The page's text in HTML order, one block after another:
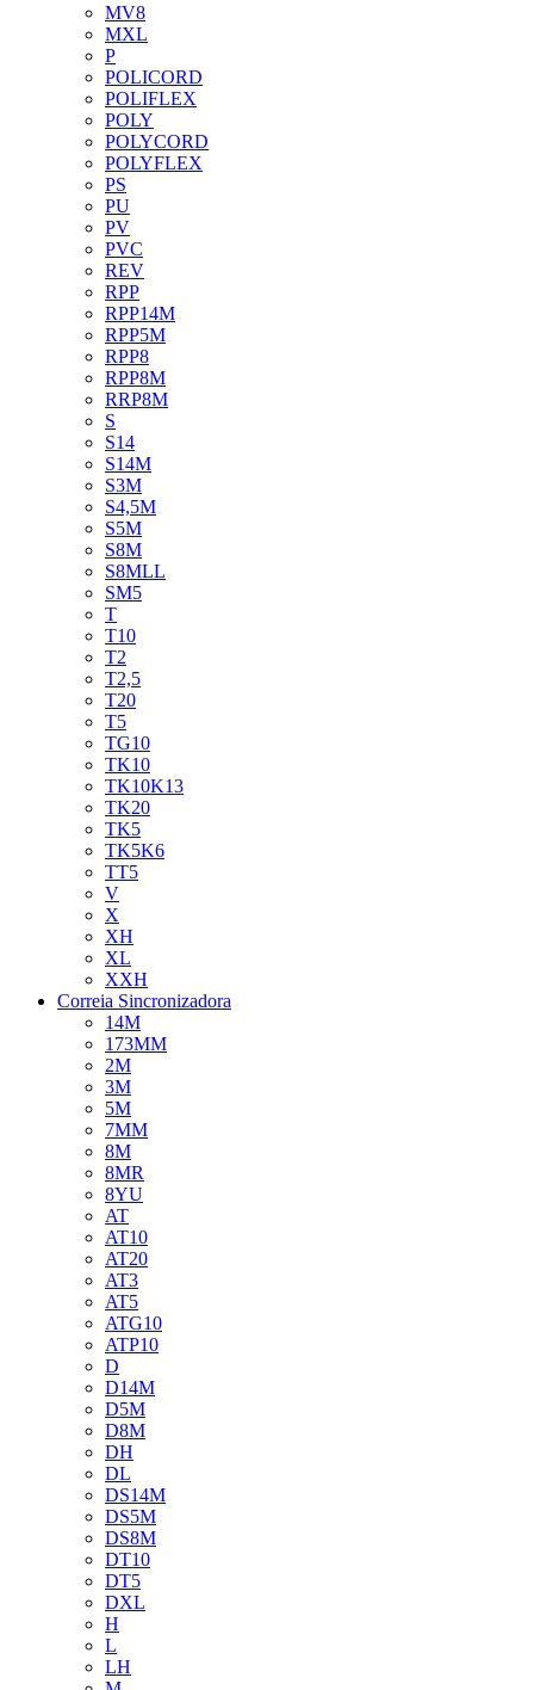
MV8
MXL
P
POLICORD
POLIFLEX
POLY
POLYCORD
POLYFLEX
PS
PU
PV
PVC
REV
RPP
RPP14M
RPP5M
RPP8
RPP8M
RRP8M
S
S14
S14M
S3M
S4,5M
S5M
S8M
S8MLL
SM5
T
T10
T2
T2,5
T20
T5
TG10
TK10
TK10K13
TK20
TK5
TK5K6
TT5
V
X
XH
XL
XXH
Correia Sincronizadora
14M
173MM
2M
3M
5M
7MM
8M
8MR
8YU
AT
AT10
AT20
AT3
AT5
ATG10
ATP10
D
D14M
D5M
D8M
DH
DL
DS14M
DS5M
DS8M
DT10
DT5
DXL
H
L
LH